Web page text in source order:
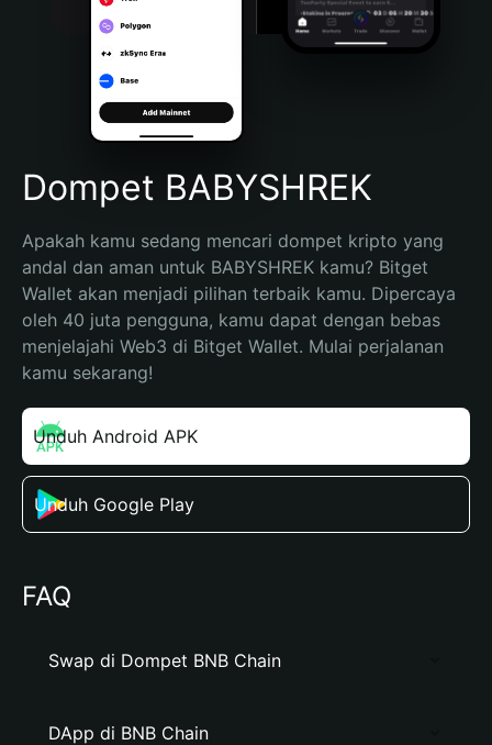
Português (Brasil)
Español (Argentina)
Dompet BABYSHREK
Apakah kamu sedang mencari dompet kripto yang
andal dan aman untuk BABYSHREK kamu? Bitget
Wallet akan menjadi pilihan terbaik kamu. Dipercaya
oleh 40 juta pengguna, kamu dapat dengan bebas
menjelajahi Web3 di Bitget Wallet. Mulai perjalanan
kamu sekarang!
Unduh Android APK
Unduh Google Play
FAQ
Swap di Dompet BNB Chain
DApp di BNB Chain